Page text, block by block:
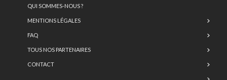
QUI SOMMES-NOUS ?
MENTIONS LÉGALES
FAQ
TOUS NOS PARTENAIRES
CONTACT